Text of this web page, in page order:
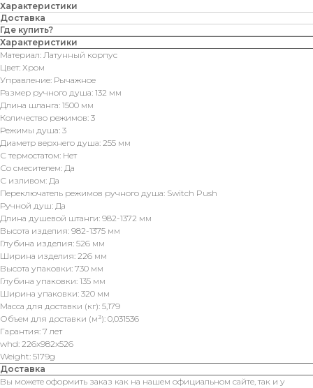
Характеристики
Доставка
Где купить?
Характеристики
Материал: Латунный корпус
Цвет: Хром
Управление: Рычажное
Размер ручного душа: 132 мм
Длина шланга: 1500 мм
Количество режимов: 3
Режимы душа: 3
Диаметр верхнего душа: 255 мм
С термостатом: Нет
Со смесителем: Да
С изливом: Да
Переключатель режимов ручного душа: Switch Push
Ручной душ: Да
Длина душевой штанги: 982-1372 мм
Высота изделия: 982-1375 мм
Глубина изделия: 526 мм
Ширина изделия: 226 мм
Высота упаковки: 730 мм
Глубина упаковки: 135 мм
Ширина упаковки: 320 мм
Масса для доставки (кг): 5,179
Объем для доставки (м³): 0,031536
Гарантия: 7 лет
whd: 226x982x526
Weight: 5179g
Доставка
Вы можете оформить заказ как на нашем официальном сайте, так и у